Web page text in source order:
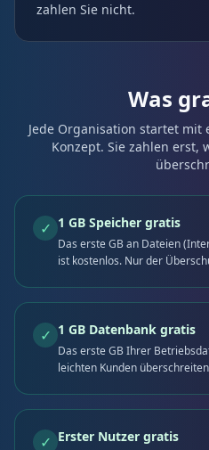
zahlen Sie nicht.
Was
Jede Organisation startet
Konzept. Sie zahlen erst,
✓ 1 GB Speicher gratis
Das erste GB an Dateien
ist kostenlos. Nur der
✓ 1 GB Datenbank gratis
Das erste GB Ihrer
leichten Kunden
✓ Erster Nutzer gratis